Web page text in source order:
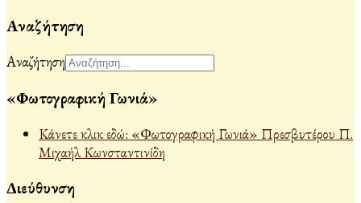
Αναζήτηση
Αναζήτηση
«Φωτογραφική Γωνιά»
Κάνετε κλικ εδώ: «Φωτογραφική Γωνιά» Πρεσβυτέρου Π.
Μιχαήλ Κωνσταντινίδη
Διεύθυνση